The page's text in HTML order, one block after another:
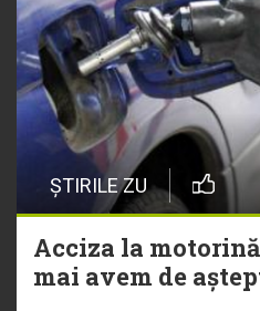
ȘTIRILE ZU
Acciza la
mai avem de